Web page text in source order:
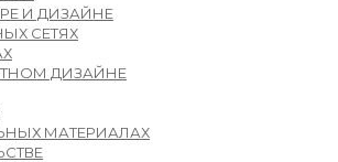
И ДИЗАЙНЕ
СЕТЯХ
ДИЗАЙНЕ
МАТЕРИАЛАХ